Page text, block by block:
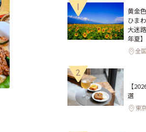
1
黄金
ひま
大迷
年夏】
全国
2
【
選
東